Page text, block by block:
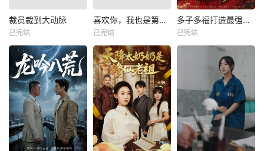
裁员裁到大动脉
已完结
喜欢你，我也是第一部
已完结
多子多福打造最强修仙家族
已完结